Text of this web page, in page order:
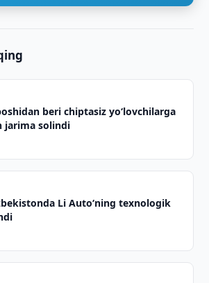
beri chiptasiz yo‘lovchilarga
jarima solindi
Li Auto‘ning texnologik